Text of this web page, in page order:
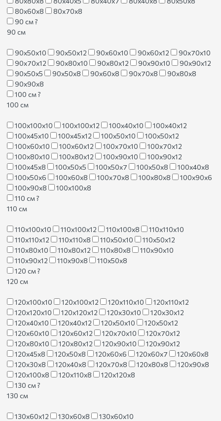
80х60х8
80х70х8
90 см?
90 см
90х50х10 90х50х12 90х60х10 90х60х12
90х70х10
90х70х12
90х80х10 90х80х12 90х90х10
90х90х12
90х50х5
90х50х8 90х60х8 90х70х8
90х80х8
90х90х8
100 см?
100 см
100х100х10 100х100х12 100х40х10
100х40х12
100х45х10
100х45х12 100х50х10
100х50х12
100х60х10
100х60х12 100х70х10
100х70х12
100х80х10
100х80х12 100х90х10
100х90х12
100х45х8
100х50х5 100х50х7 100х50х8
100х40х8
100х50х6
100х60х8 100х70х8 100х80х8
100х90х6
100х90х8
100х100х8
110 см?
110 см
110х100х10 110х100х12 110х100х8
110х110х10
110х110х12
110х110х8 110х50х10
110х50х12
110х80х10
110х80х12 110х80х8
110х90х10
110х90х12
110х90х8
110х50х8
120 см?
120 см
120х100х10 120х100х12 120х110х10
120х110х12
120х120х10
120х120х12 120х30х10
120х30х12
120х40х10
120х40х12 120х50х10
120х50х12
120х60х10
120х60х12 120х70х10
120х70х12
120х80х10
120х80х12 120х90х10
120х90х12
120х45х8
120х50х8 120х60х6 120х60х7
120х60х8
120х30х8
120х40х8 120х70х8 120х80х8
120х90х8
120х100х8
120х110х8
120х120х8
130 см?
130 см
130х60х12 130х60х8
130х60х10